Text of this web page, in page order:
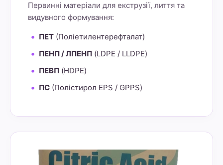
Первинні матеріали для екструзії, лиття та
видувного формування:
ПЕТ (Поліетилентерефталат)
ПЕНП / ЛПЕНП (LDPE / LLDPE)
ПЕВП (HDPE)
ПС (Полістирол EPS / GPPS)